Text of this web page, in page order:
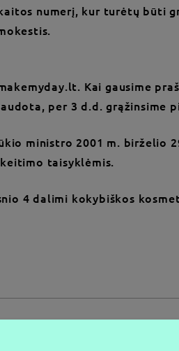
numerį, kur turėtų
Kai gausime
per 3 d.d. grąžinsime
ministro 2001 m. birželio
taisyklėmis.
4 dalimi kokybiškos